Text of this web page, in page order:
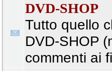
DVD-SHOP
Tutto quello
DVD-SHOP
commenti ai